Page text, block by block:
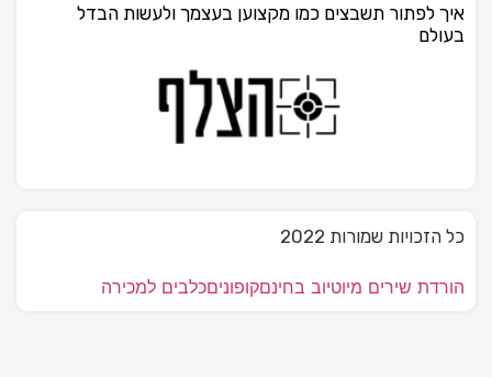
איך לפתור תשבצים כמו מקצוען בעצמך ולעשות הבדל
בעולם
כל הזכויות שמורות 2022
הורדת שירים מיוטיוב בחינםקופוניםכלבים למכירה